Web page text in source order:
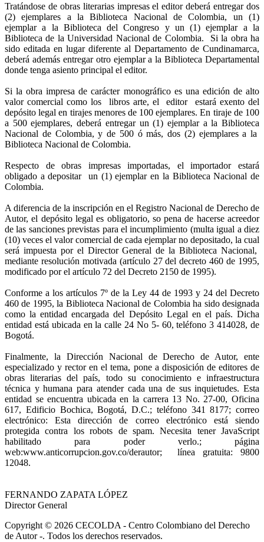
Tratándose de obras literarias impresas el editor deberá entregar dos
(2) ejemplares a la Biblioteca Nacional de Colombia, un (1)
ejemplar a la Biblioteca del Congreso y un (1) ejemplar a la
Biblioteca de la Universidad Nacional de Colombia. Si la obra ha
sido editada en lugar diferente al Departamento de Cundinamarca,
deberá además entregar otro ejemplar a la Biblioteca Departamental
donde tenga asiento principal el editor.
Si la obra impresa de carácter monográfico es una edición de alto
valor comercial como los libros arte, el editor estará exento del
depósito legal en tirajes menores de 100 ejemplares. En tiraje de 100
a 500 ejemplares, deberá entregar un (1) ejemplar a la Biblioteca
Nacional de Colombia, y de 500 ó más, dos (2) ejemplares a la
Biblioteca Nacional de Colombia.
Respecto de obras impresas importadas, el importador estará
obligado a depositar un (1) ejemplar en la Biblioteca Nacional de
Colombia.
A diferencia de la inscripción en el Registro Nacional de Derecho de
Autor, el depósito legal es obligatorio, so pena de hacerse acreedor
de las sanciones previstas para el incumplimiento (multa igual a diez
(10) veces el valor comercial de cada ejemplar no depositado, la cual
será impuesta por el Director General de la Biblioteca Nacional,
mediante resolución motivada (artículo 27 del decreto 460 de 1995,
modificado por el artículo 72 del Decreto 2150 de 1995).
Conforme a los artículos 7º de la Ley 44 de 1993 y 24 del Decreto
460 de 1995, la Biblioteca Nacional de Colombia ha sido designada
como la entidad encargada del Depósito Legal en el país. Dicha
entidad está ubicada en la calle 24 No 5- 60, teléfono 3 414028, de
Bogotá.
Finalmente, la Dirección Nacional de Derecho de Autor, ente
especializado y rector en el tema, pone a disposición de editores de
obras literarias del país, todo su conocimiento e infraestructura
técnica y humana para atender cada una de sus inquietudes. Esta
entidad se encuentra ubicada en la carrera 13 No. 27-00, Oficina
617, Edificio Bochica, Bogotá, D.C.; teléfono 341 8177; correo
electrónico:Esta dirección de correo electrónico está siendo
protegida contra los robots de spam. Necesita tener JavaScript
habilitado para poder verlo.; página
web:www.anticorrupcion.gov.co/derautor; línea gratuita: 9800
12048.
FERNANDO ZAPATA LÓPEZ
Director General
Copyright © 2026 CECOLDA - Centro Colombiano del Derecho
de Autor -. Todos los derechos reservados.